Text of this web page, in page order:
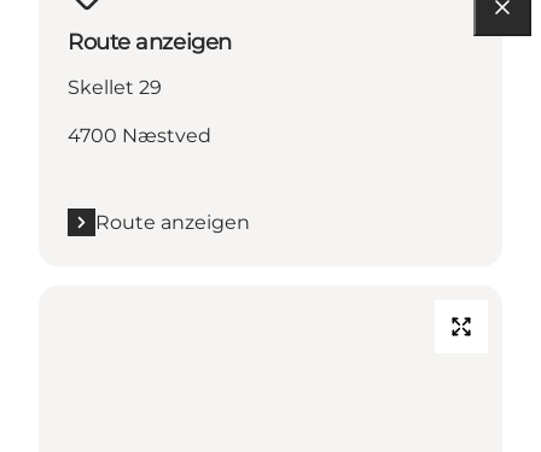
Route anzeigen
Skellet 29
4700 Næstved
Route anzeigen